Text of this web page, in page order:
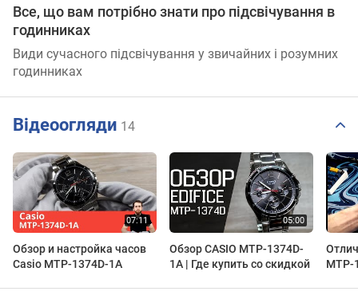
Все, що вам потрібно знати про підсвічування в
годинниках
Види сучасного підсвічування у звичайних і розумних
годинниках
Відеоогляди 14
Обзор и настройка часов
Casio MTP-1374D-1A
Обзор CASIO MTP-1374D-
1A | Где купить со скидкой
MTP-